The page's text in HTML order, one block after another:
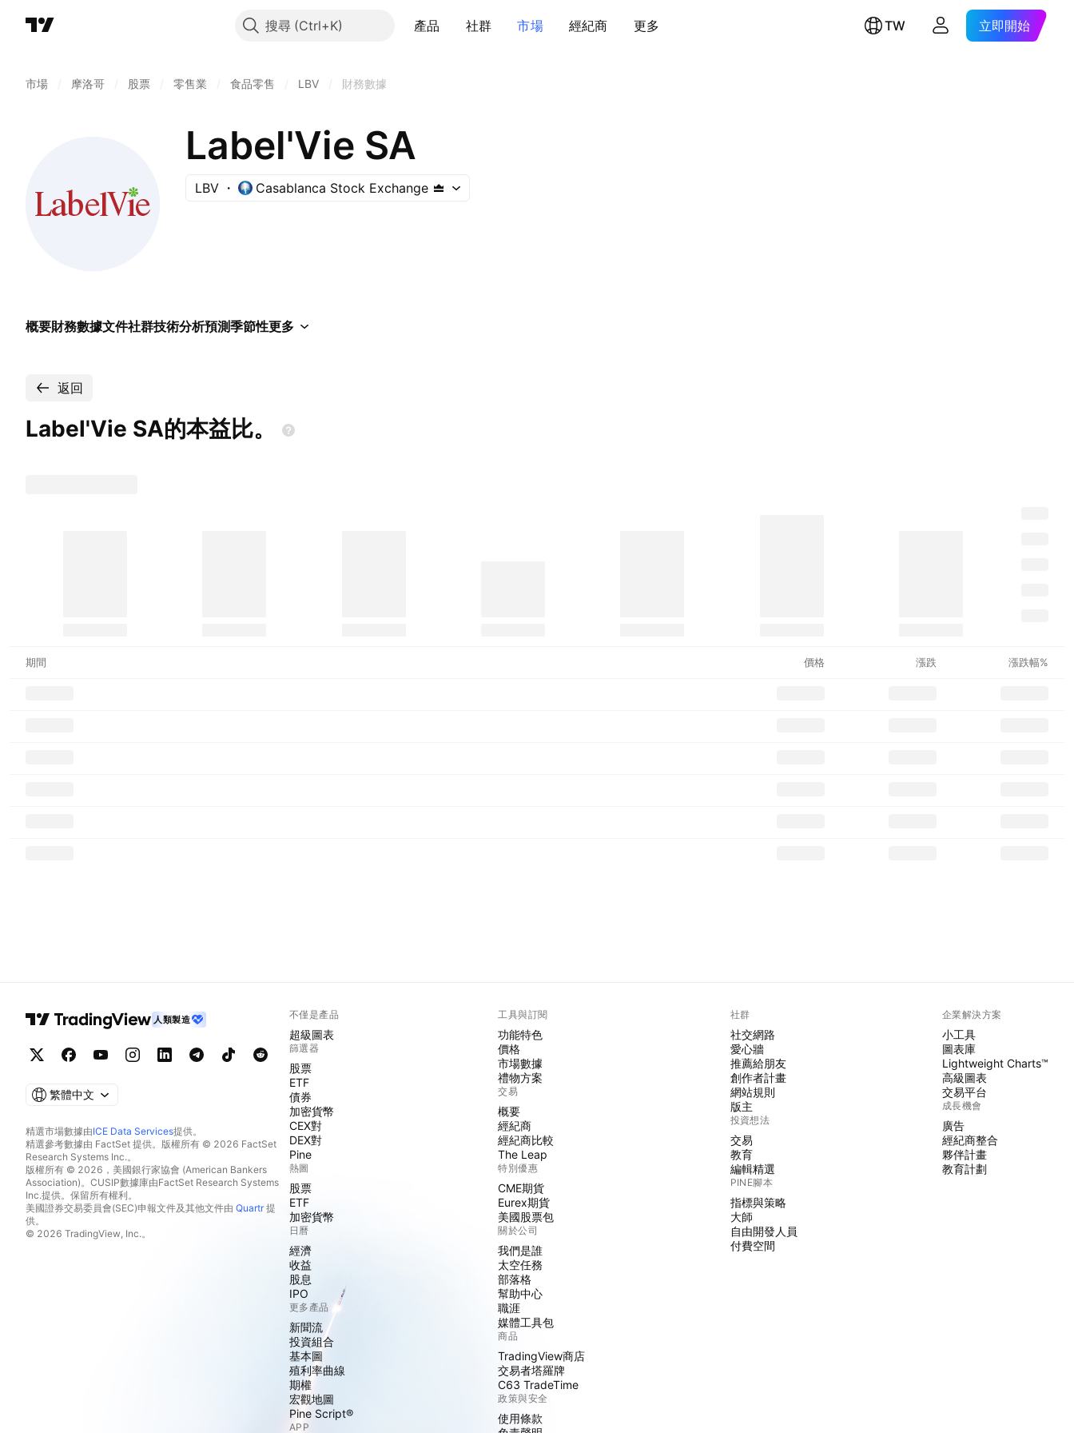
搜尋 產品 社群 市場 經紀商 更多 TW 立即開始
市場 摩洛哥 股票 零售業 食品零售 LBV 財務數據
Label'Vie SA
LBV Casablanca Stock Exchange
概要財務數據文件社群技術分析預測季節性更多
返回
Label'Vie SA的本益比。
期間 價格 漲跌 漲跌幅%
人類製造
繁體中文
精選市場數據由ICE Data Services提供。
精選參考數據由 FactSet 提供。版權所有 © 2026 FactSet
Research Systems Inc.。
版權所有 © 2026，美國銀行家協會 (American Bankers
Association)。CUSIP數據庫由FactSet Research Systems
Inc.提供。保留所有權利。
美國證券交易委員會(SEC)申報文件及其他文件由 Quartr提
供。
© 2026 TradingView, Inc.。
不僅是產品
超級圖表
篩選器
股票
ETF
債券
加密貨幣
CEX對
DEX對
Pine
熱圖
股票
ETF
加密貨幣
日曆
經濟
收益
股息
IPO
更多產品
新聞流
投資組合
基本圖
殖利率曲線
期權
宏觀地圖
Pine Script®
APP
工具與訂閱
功能特色
價格
市場數據
禮物方案
交易
概要
經紀商
經紀商比較
The Leap
特別優惠
CME期貨
Eurex期貨
美國股票包
關於公司
我們是誰
太空任務
部落格
幫助中心
職涯
媒體工具包
商品
TradingView商店
交易者塔羅牌
C63 TradeTime
政策與安全
使用條款
社群
社交網路
愛心牆
推薦給朋友
創作者計畫
網站規則
版主
投資想法
交易
教育
編輯精選
PINE腳本
指標與策略
大師
自由開發人員
付費空間
企業解決方案
小工具
圖表庫
Lightweight Charts™
高級圖表
交易平台
成長機會
廣告
經紀商整合
夥伴計畫
教育計劃